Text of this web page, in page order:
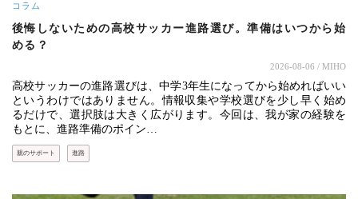
コラム
後悔しないための高校サッカー進路選び。準備はいつから始
める？
2026-08-06 / MIHO
高校サッカーの進路選びは、中学3年生になってから始めればいい
というわけではありません。情報収集や学校選びを少し早く始め
るだけで、選択肢は大きく広がります。今回は、我が家の経験を
もとに、進路準備のポイン…
親のサポート 進路